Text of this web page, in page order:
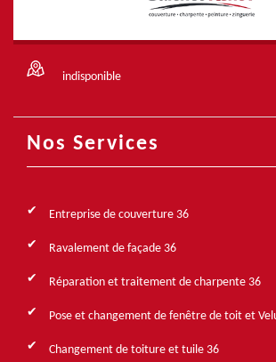
indisponible
Nos Services
Entreprise de couverture 36
Ravalement de façade 36
Réparation et traitement de charpente 36
Pose et changement de fenêtre de toit et
Changement de toiture et tuile 36